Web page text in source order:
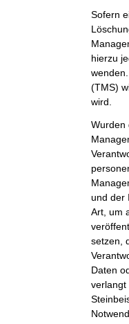
Sofern
hierzu
(TMS)
wird.
Wurden
und der
Art, um
setzen,
Daten
verlangt